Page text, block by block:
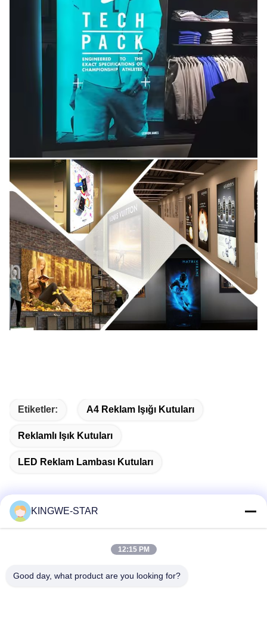
Etiketler: A4 Reklam Işığı Kutuları
Reklamlı Işık Kutuları
LED Reklam Lambası Kutuları
Kat 4, Bina 4, Xintang Sanayi Bölgesi, Baishixia, Fuyong
KINGWE-STAR
12:15 PM
Good day, what product are you looking for?